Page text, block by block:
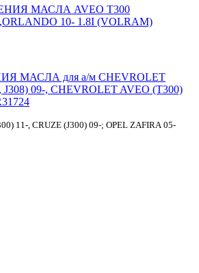
МАСЛА для а/м CHEVROLET
J308) 09-, CHEVROLET AVEO (T300)
11-, CRUZE (J300) 09-; OPEL ZAFIRA 05-